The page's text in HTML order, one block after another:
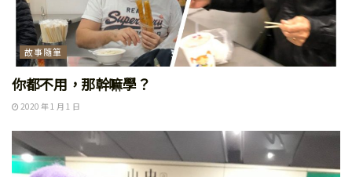
故事隨筆
你都不用，那幹嘛學？
2020 年 1 月 1 日